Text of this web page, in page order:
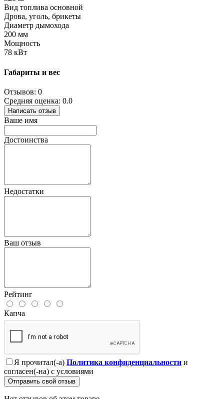
Вид топлива основной
Дрова, уголь, брикеты
Диаметр дымохода
200 мм
Мощность
78 кВт
Габариты и вес
Отзывов: 0
Средняя оценка: 0.0
Написать отзыв
Ваше имя
Достоинства
Недостатки
Ваш отзыв
Рейтинг
Капча
Я прочитал(-а) Политика конфиденциальности и
согласен(-на) с условиями
Отправить свой отзыв